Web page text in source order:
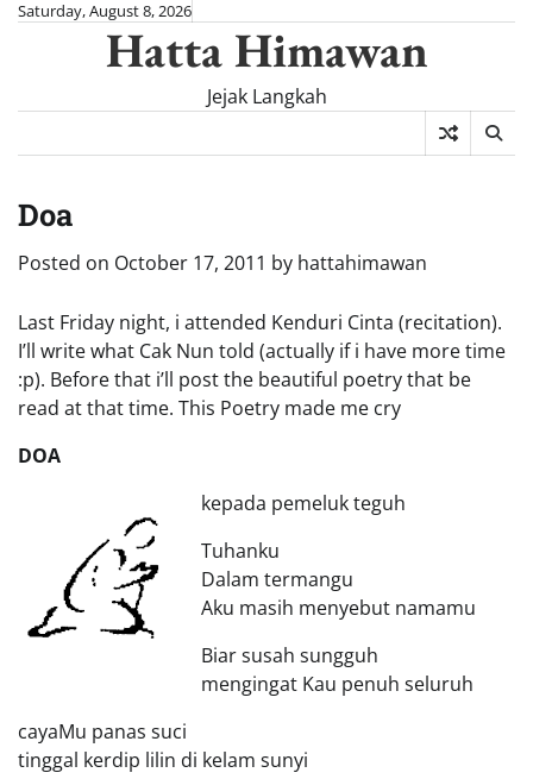
SkipSaturday, August 8, 2026
Hatta Himawan
Jejak Langkah
Doa
Posted on October 17, 2011 by hattahimawan
Last Friday night, i attended Kenduri Cinta (recitation).
I’ll write what Cak Nun told (actually if i have more time
:p). Before that i’ll post the beautiful poetry that be
read at that time. This Poetry made me cry
DOA
kepada pemeluk teguh
Tuhanku
Dalam termangu
Aku masih menyebut namamu
Biar susah sungguh
mengingat Kau penuh seluruh
cayaMu panas suci
tinggal kerdip lilin di kelam sunyi